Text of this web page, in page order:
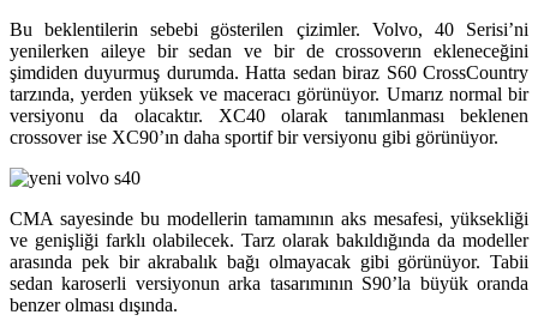
Bu beklentilerin sebebi gösterilen çizimler. Volvo, 40 Serisi’ni
yenilerken aileye bir sedan ve bir de crossoverın ekleneceğini
şimdiden duyurmuş durumda. Hatta sedan biraz S60 CrossCountry
tarzında, yerden yüksek ve maceracı görünüyor. Umarız normal bir
versiyonu da olacaktır. XC40 olarak tanımlanması beklenen
crossover ise XC90’ın daha sportif bir versiyonu gibi görünüyor.
CMA sayesinde bu modellerin tamamının aks mesafesi, yüksekliği
ve genişliği farklı olabilecek. Tarz olarak bakıldığında da modeller
arasında pek bir akrabalık bağı olmayacak gibi görünüyor. Tabii
sedan karoserli versiyonun arka tasarımının S90’la büyük oranda
benzer olması dışında.